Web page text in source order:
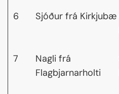
6 Sjóður frá Kirkjubæ
7
Nagli frá
Flagbjarnarholti